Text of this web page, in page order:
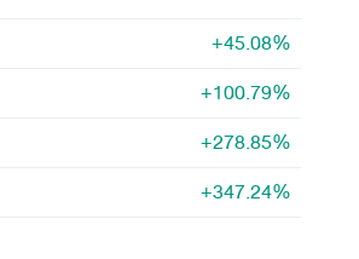
+45.08%
+100.79%
+278.85%
+347.24%